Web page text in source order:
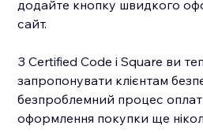
додайте кнопку швидкого
сайт.
З Certified Code і Square ви
запропонувати клієнтам
безпроблемний процес
оформлення покупки ще